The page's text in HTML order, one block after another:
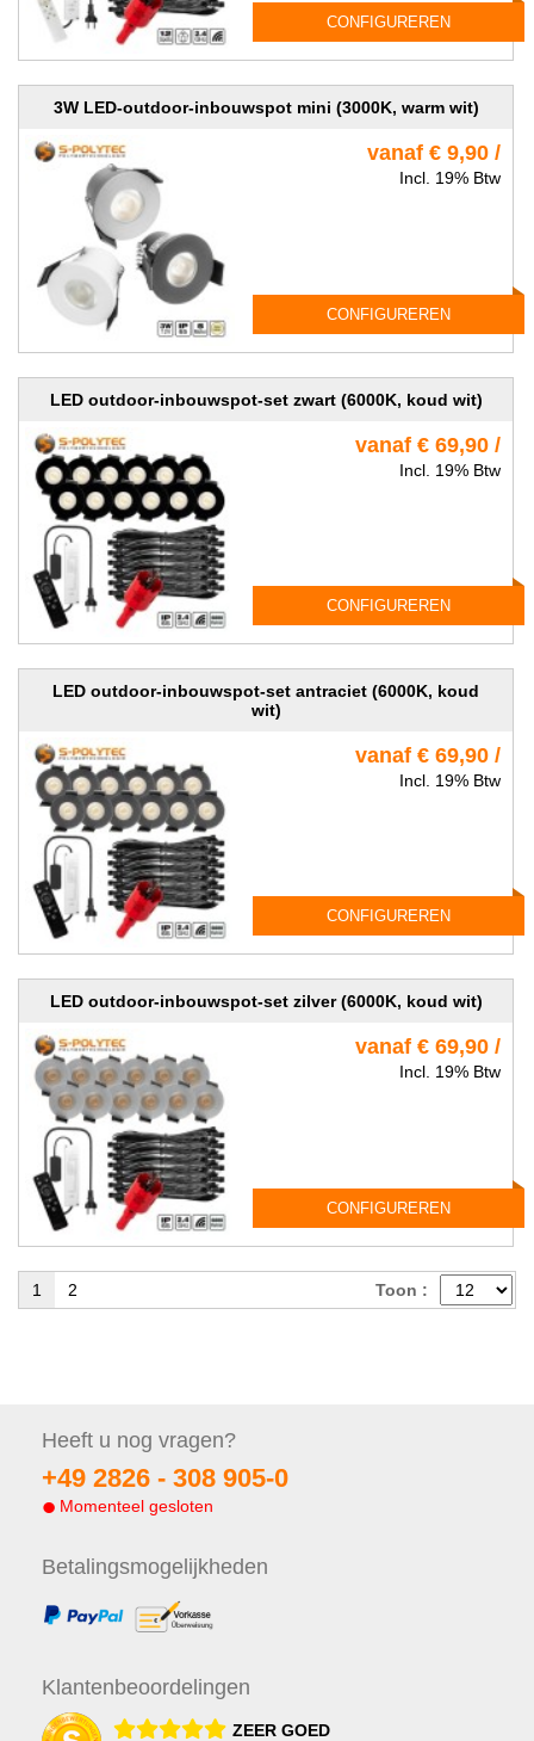
CONFIGUREREN
3W LED-outdoor-inbouwspot mini (3000K, warm wit)
vanaf € 9,90 /
Incl. 19% Btw
CONFIGUREREN
LED outdoor-inbouwspot-set zwart (6000K, koud wit)
vanaf € 69,90 /
Incl. 19% Btw
CONFIGUREREN
LED outdoor-inbouwspot-set antraciet (6000K, koud
wit)
vanaf € 69,90 /
Incl. 19% Btw
CONFIGUREREN
LED outdoor-inbouwspot-set zilver (6000K, koud wit)
vanaf € 69,90 /
Incl. 19% Btw
CONFIGUREREN
Toon :
1 2
Heeft u nog vragen?
+49 2826 - 308 905-0
Momenteel gesloten
Betalingsmogelijkheden
Klantenbeoordelingen
ZEER GOED